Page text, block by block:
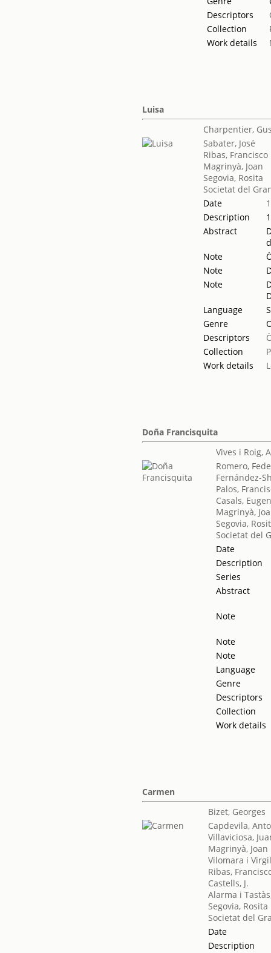
Descriptors
Collection
Work details
Luisa
Charpentier,
Sabater, José
Ribas, Francisco
Magrinyà, Joan
Segovia, Rosita
Societat del
Date
Description
Abstract
Note
Note
Note
Language
Genre
Descriptors
Collection
Work details
Doña Francisquita
Vives i Roig,
Romero,
Fernández-
Palos,
Casals,
Magrinyà,
Segovia,
Societat del
Date
Description
Series
Abstract
Note
Note
Note
Language
Genre
Descriptors
Collection
Work details
Carmen
Bizet, Georges
Capdevila,
Villaviciosa,
Magrinyà, Joan
Vilomara i
Ribas,
Castells, J.
Alarma i
Segovia, Rosita
Societat del
Date
Description